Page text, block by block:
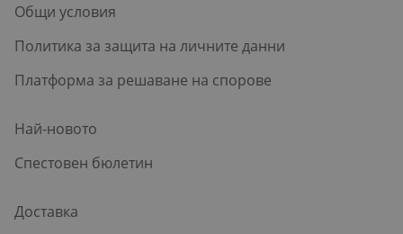
Общи условия
Политика за защита на личните данни
Платформа за решаване на спорове
Най-новото
Спестовен бюлетин
Доставка